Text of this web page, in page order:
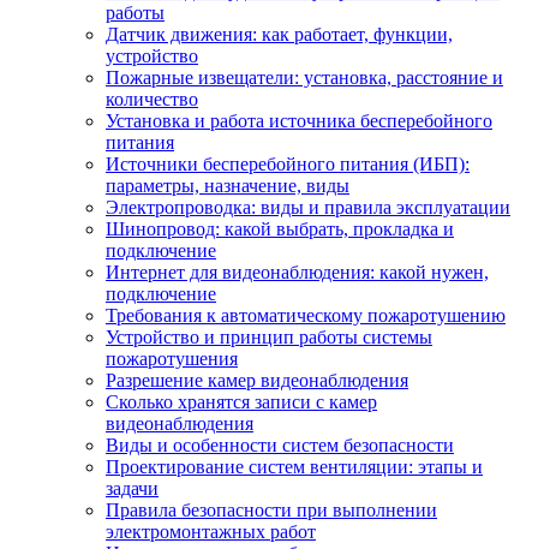
работы
Датчик движения: как работает, функции,
устройство
Пожарные извещатели: установка, расстояние и
количество
Установка и работа источника бесперебойного
питания
Источники бесперебойного питания (ИБП):
параметры, назначение, виды
Электропроводка: виды и правила эксплуатации
Шинопровод: какой выбрать, прокладка и
подключение
Интернет для видеонаблюдения: какой нужен,
подключение
Требования к автоматическому пожаротушению
Устройство и принцип работы системы
пожаротушения
Разрешение камер видеонаблюдения
Сколько хранятся записи с камер
видеонаблюдения
Виды и особенности систем безопасности
Проектирование систем вентиляции: этапы и
задачи
Правила безопасности при выполнении
электромонтажных работ